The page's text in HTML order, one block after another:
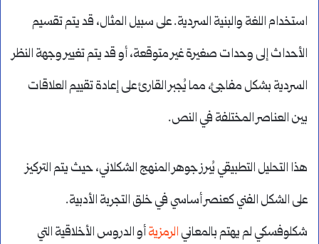
استخدام اللغة والبنية السردية. على سبيل المثال، قد يتم تقسيم
الأحداث إلى وحدات صغيرة غير متوقعة، أو قد يتم تغيير وجهة النظر
السردية بشكل مفاجئ، مما يُجبر القارئ على إعادة تقييم العلاقات
بين العناصر المختلفة في النص.
هذا التحليل التطبيقي يُبرز جوهر المنهج الشكلاني، حيث يتم التركيز
على الشكل الفني كعنصر أساسي في خلق التجربة الأدبية.
شكلوفسكي لم يهتم بالمعاني الرمزيةأو الدروس الأخلاقية التي